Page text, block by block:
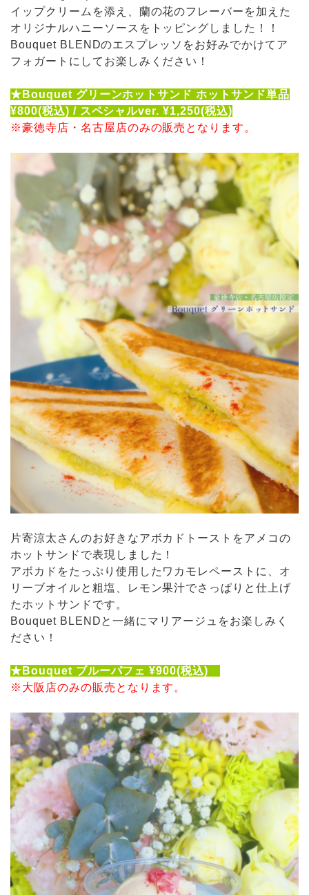
イップクリームを添え、蘭の花のフレーバーを加えた
オリジナルハニーソースをトッピングしました！！
Bouquet BLENDのエスプレッソをお好みでかけてア
フォガートにしてお楽しみください！
★Bouquet グリーンホットサンド ホットサンド単品
¥800(税込) / スペシャルver. ¥1,250(税込)
※豪徳寺店・名古屋店のみの販売となります。
片寄涼太さんのお好きなアボカドトーストをアメコの
ホットサンドで表現しました！
アボカドをたっぷり使用したワカモレペーストに、オ
リーブオイルと粗塩、レモン果汁でさっぱりと仕上げ
たホットサンドです。
Bouquet BLENDと一緒にマリアージュをお楽しみく
ださい！
★Bouquet ブルーパフェ ¥900(税込)
※大阪店のみの販売となります。